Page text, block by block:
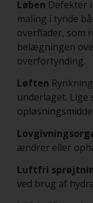
Løben Defekter
maling i tynde
overflader, som
belægningen
overfortynding.
Løften
underlaget. Lige
ændrer eller
Luftfri
ved brug af